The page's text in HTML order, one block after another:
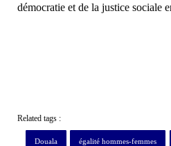
démocratie et de la justice sociale
Related tags :
Douala égalité hommes-femmes